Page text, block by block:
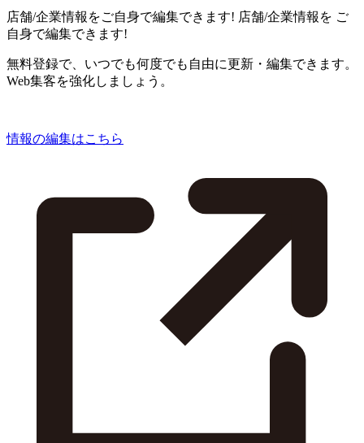
店舗/企業情報をご自身で編集できます! 店舗/企業情報を ご
自身で編集できます!
無料登録で、いつでも何度でも自由に更新・編集できます。
Web集客を強化しましょう。
情報の編集はこちら